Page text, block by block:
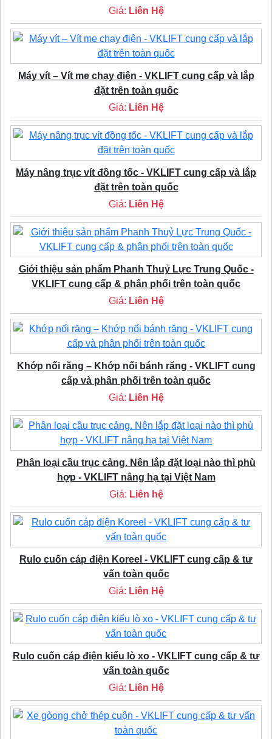
Giá: Liên Hệ
Máy vít – Vít me chạy điện - VKLIFT cung cấp và lắp
đặt trên toàn quốc
Giá: Liên Hệ
Máy nâng trục vít đồng tốc - VKLIFT cung cấp và lắp
đặt trên toàn quốc
Giá: Liên Hệ
Giới thiệu sản phẩm Phanh Thuỷ Lực Trung Quốc -
VKLIFT cung cấp & phân phối trên toàn quốc
Giá: Liên Hệ
Khớp nối răng – Khớp nối bánh răng - VKLIFT cung
cấp và phân phối trên toàn quốc
Giá: Liên Hệ
Phân loại cầu trục cảng. Nên lắp đặt loại nào thì phù
hợp - VKLIFT nâng hạ tại Việt Nam
Giá: Liên hệ
Rulo cuốn cáp điện Koreel - VKLIFT cung cấp & tư
vấn toàn quốc
Giá: Liên Hệ
Rulo cuốn cáp điện kiểu lò xo - VKLIFT cung cấp & tư
vấn toàn quốc
Giá: Liên Hệ